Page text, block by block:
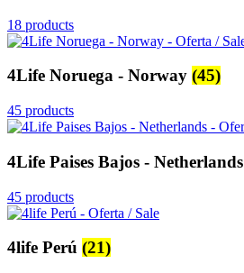
18 products
4Life Noruega - Norway (45)
45 products
4Life Paises Bajos - Netherlands
45 products
4life Perú (21)